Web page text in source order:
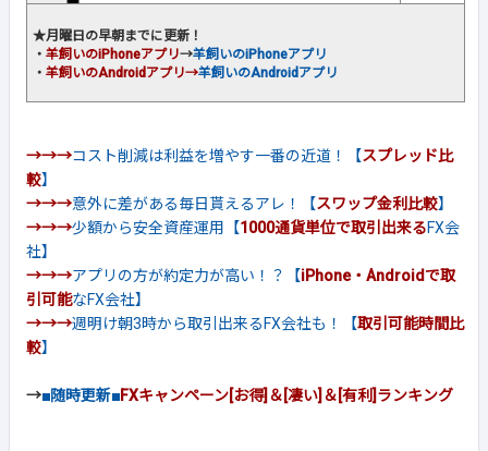
★月曜日の早朝までに更新！
・ 羊飼いのiPhoneアプリ→羊飼いのiPhoneアプリ
・ 羊飼いのAndroidアプリ→羊飼いのAndroidアプリ
→→→コスト削減は利益を増やす一番の近道！【スプレッド比
較】
→→→意外に差がある毎日貰えるアレ！【スワップ金利比較】
→→→少額から安全資産運用【1000通貨単位で取引出来るFX会
社】
→→→アプリの方が約定力が高い！？【iPhone・Androidで取
引可能なFX会社】
→→→週明け朝3時から取引出来るFX会社も！【取引可能時間比
較】
→■随時更新■FXキャンペーン[お得]＆[凄い]＆[有利]ランキング